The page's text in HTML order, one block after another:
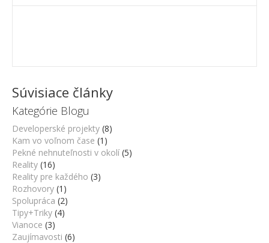
Súvisiace články
Kategórie Blogu
Developerské projekty (8)
Kam vo voľnom čase (1)
Pekné nehnuteľnosti v okolí (5)
Reality (16)
Reality pre každého (3)
Rozhovory (1)
Spolupráca (2)
Tipy+Triky (4)
Vianoce (3)
Zaujímavosti (6)